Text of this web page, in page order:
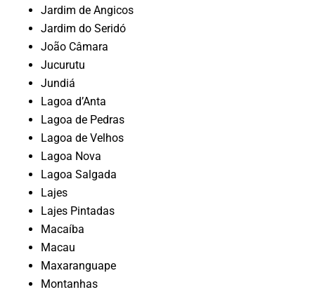
Jardim de Angicos
Jardim do Seridó
João Câmara
Jucurutu
Jundiá
Lagoa d’Anta
Lagoa de Pedras
Lagoa de Velhos
Lagoa Nova
Lagoa Salgada
Lajes
Lajes Pintadas
Macaíba
Macau
Maxaranguape
Montanhas